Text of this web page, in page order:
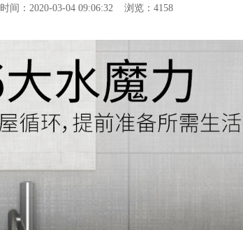
时间：2020-03-04 09:06:32 浏览：4158